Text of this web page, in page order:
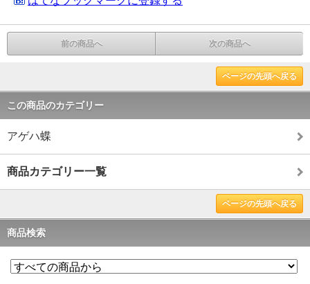
前の商品へ 次の商品へ
ページの先頭へ戻る
この商品のカテゴリー
アゲハ蝶
商品カテゴリー一覧
ページの先頭へ戻る
商品検索